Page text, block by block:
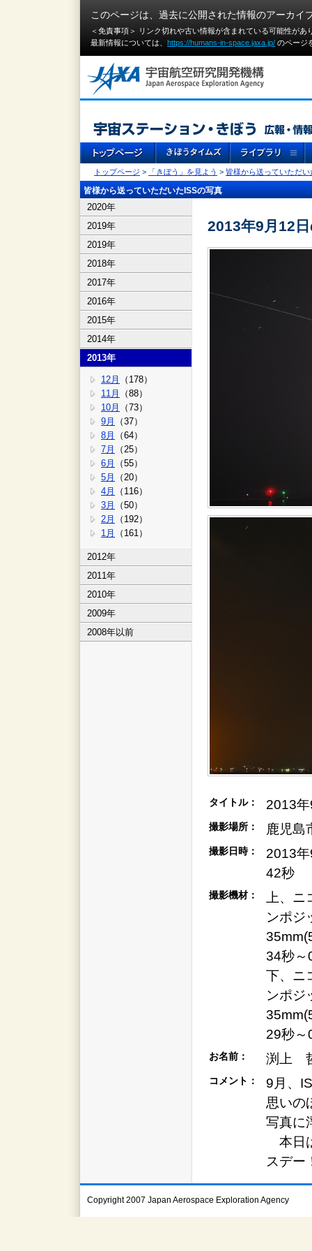
このページは、過去に公開された情報のアーカイ
＜免責事項＞ リンク切れや古い情報が含まれている可能性が
最新情報については、 https://humans-in-space.jaxa.jp/ のページ
トップページ > 「きぼう」を見よう > 皆様から送っていただい
皆様から送っていただいたISSの写真
2020年
2019年
2019年
2018年
2017年
2016年
2015年
2014年
2013年
12月
（178）
11月
（88）
10月
（73）
9月
（37）
8月
（64）
7月
（25）
6月
（55）
5月
（20）
4月
（116）
3月
（50）
2月
（192）
1月
（161）
2012年
2011年
2010年
2009年
2008年以前
2013年9月12
タイトル： 2013
撮影場所： 鹿児島
撮影日時：
2013
42秒
撮影機材：
上、
ンポジ
34秒～
下、ニ
ンポジ
29秒～
お名前： 渕上
コメント：
9月、
思いの
写真に
本日
スデー
Copyright 2007 Japan Aerospace Exploration Agency